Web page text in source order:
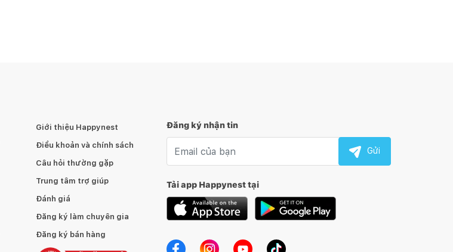
Giới thiệu Happynest
Điều khoản và chính sách
Câu hỏi thường gặp
Trung tâm trợ giúp
Đánh giá
Đăng ký làm chuyên gia
Đăng ký bán hàng
Đăng ký nhận tin
Gửi
Tải app Happynest tại